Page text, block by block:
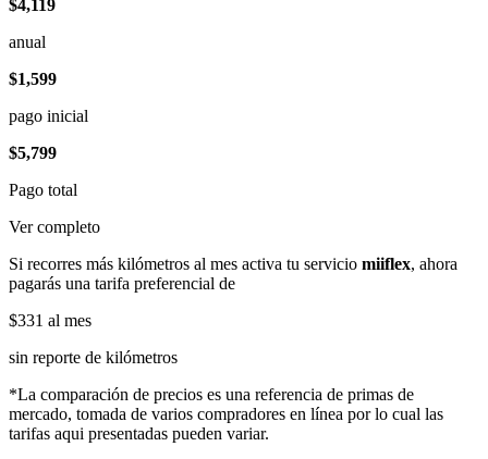
$4,119
anual
$1,599
pago inicial
$5,799
Pago total
Ver completo
Si recorres más kilómetros al mes activa tu servicio miiflex, ahora
pagarás una tarifa preferencial de
$331 al mes
sin reporte de kilómetros
*La comparación de precios es una referencia de primas de
mercado, tomada de varios compradores en línea por lo cual las
tarifas aqui presentadas pueden variar.